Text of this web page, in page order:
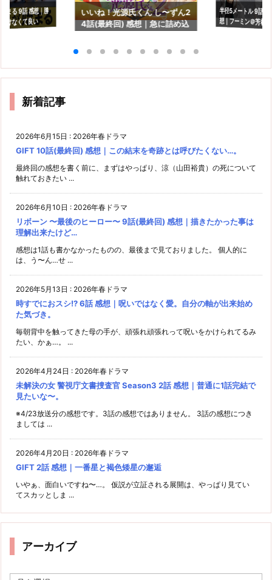
まる 9話 感想｜勝
けなくて良い
いいね！光源氏くん し〜ずん2
4話(最終回) 感想｜急に詰め込
半径5メートル 9話(
想｜フーミン＠芳根
長を見守るドラマで
新着記事
2026年6月15日 : 2026年春ドラマ
GIFT 10話(最終回) 感想｜この結末を奇跡とは呼びたくない…。
最終回の感想を書く前に、まずはやっぱり、涼（山田裕貴）の死について
触れておきたい ...
2026年6月10日 : 2026年春ドラマ
リボーン 〜最後のヒーロー〜 9話(最終回) 感想｜描きたかった事は
理解出来たけど…
感想は1話も書かなかったものの、最後まで見ておりました。 個人的に
は、う〜ん…せ ...
2026年5月13日 : 2026年春ドラマ
時すでにおスシ!? 6話 感想｜呪いではなく愛。自分の軸が出来始め
た気づき。
毎朝背中を触ってきた母の手が、頑張れ頑張れって呪いをかけられてるみ
たい、かぁ…。 ...
2026年4月24日 : 2026年春ドラマ
未解決の女 警視庁文書捜査官 Season3 2話 感想｜普通に1話完結で
見たいな〜。
※4/23放送分の感想です。3話の感想ではありません。 3話の感想につき
ましては ...
2026年4月20日 : 2026年春ドラマ
GIFT 2話 感想｜一番星と褐色矮星の邂逅
いやぁ、面白いですね〜…。 仮説が立証される展開は、やっぱり見てい
てスカッとしま ...
アーカイブ